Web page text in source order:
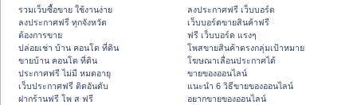
รวมเว็บซื้อขาย ใช้งานง่าย
ลงประกาศฟรี ทุกจังหวัด
ต้องการขาย
ปล่อยเช่า บ้าน คอนโด ที่ดิน
ขายบ้าน คอนโด ที่ดิน
ประกาศฟรี ไม่มี หมดอายุ
เว็บประกาศฟรี ติดอันดับ
ฝากร้านฟรี โพ ส ฟรี
ลงประกาศฟรี เว็บบอร์ด
เว็บบอร์ดขายสินค้าฟรี
ฟรี เว็บบอร์ด แรงๆ
โพสขายสินค้าตรงกลุ่มเป้าหมาย
โฆษณาเลื่อนประกาศได้
ขายของออนไลน์
แนะนำ 6 วิธีขายของออนไลน์
อยากขายของออนไลน์